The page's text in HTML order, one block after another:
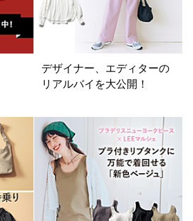
ラスト1
ブラック グレー
ブラウン オレンジ
ピンク
デザイナー、エディターの
リアルバイを大公開！